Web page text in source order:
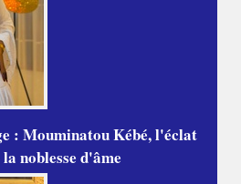
: Mouminatou Kébé, l'éclat
noblesse d'âme